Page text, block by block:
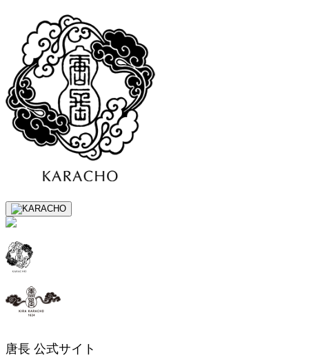
唐長 公式サイト